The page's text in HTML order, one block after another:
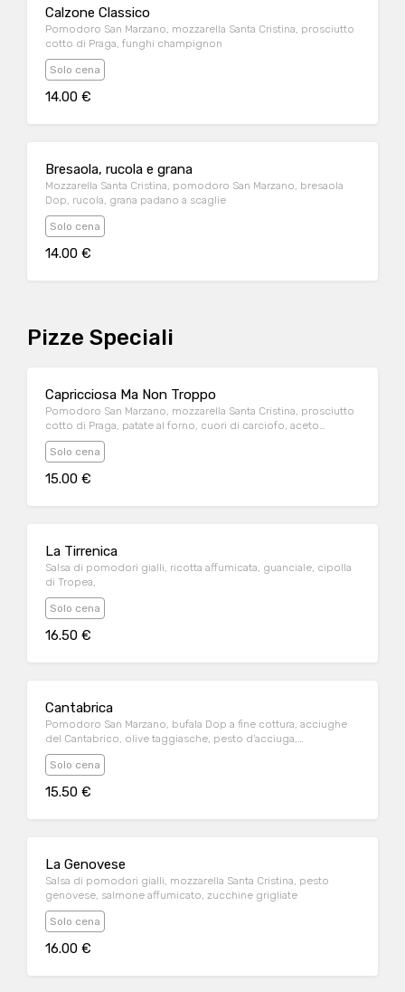
Calzone Classico
Pomodoro San Marzano, mozzarella Santa Cristina, prosciutto
cotto di Praga, funghi champignon
Solo cena
14.00 €
Bresaola, rucola e grana
Mozzarella Santa Cristina, pomodoro San Marzano, bresaola
Dop, rucola, grana padano a scaglie
Solo cena
14.00 €
Pizze Speciali
Capricciosa Ma Non Troppo
Pomodoro San Marzano, mozzarella Santa Cristina, prosciutto
cotto di Praga, patate al forno, cuori di carciofo, aceto
balsamico di Modena
Solo cena
15.00 €
La Tirrenica
Salsa di pomodori gialli, ricotta affumicata, guanciale, cipolla
di Tropea,
Solo cena
16.50 €
Cantabrica
Pomodoro San Marzano, bufala Dop a fine cottura, acciughe
del Cantabrico, olive taggiasche, pesto d'acciuga,
pomodorini semi-dry
Solo cena
15.50 €
La Genovese
Salsa di pomodori gialli, mozzarella Santa Cristina, pesto
genovese, salmone affumicato, zucchine grigliate
Solo cena
16.00 €